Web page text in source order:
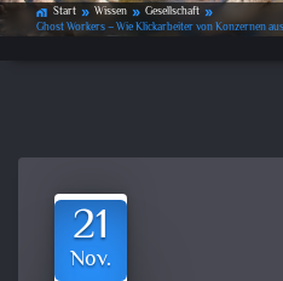
home_work Start double_arrow Wissen double_arrow Gesellschaft double_arrow
Ghost Workers – Wie Klickarbeiter von Konzernen
21
Nov.